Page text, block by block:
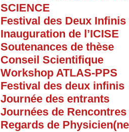
SCIENCE
Festival des Deux Infinis
Inauguration de l’ICISE
Soutenances de thèse
Conseil Scientifique
Workshop ATLAS-PPS
Festival des deux infinis
Journée des entrants
Journées de
Regards de